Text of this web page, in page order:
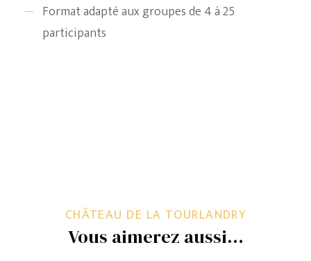
Format adapté aux groupes de 4 à 25
participants
Vous aimerez aussi…
CHÂTEAU DE LA TOURLANDRY